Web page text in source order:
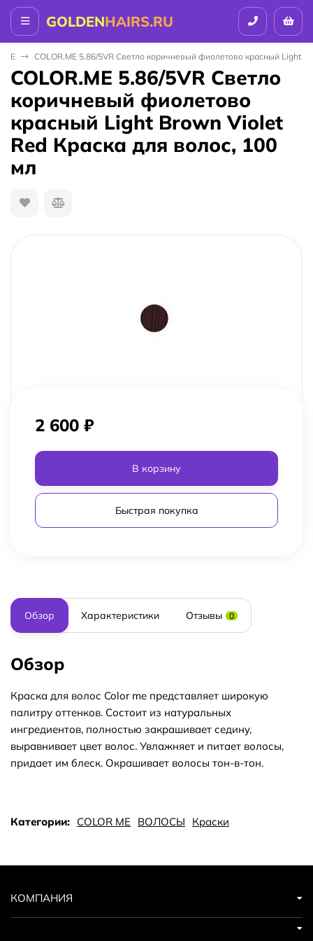
GOLDENHAIRS.RU
ME COLOR.ME 5.86/5VR Светло коричневый фиолетово красный Light
COLOR.ME 5.86/5VR Светло
коричневый фиолетово
красный Light Brown Violet
Red Краска для волос, 100
мл
2 600 ₽
В корзину
Быстрая покупка
Обзор Характеристики Отзывы 0
Обзор
Краска для волос Color me представляет широкую
палитру оттенков. Состоит из натуральных
ингредиентов, полностью закрашивает седину,
выравнивает цвет волос. Увлажняет и питает волосы,
придает им блеск. Окрашивает волосы тон-в-тон.
Категории: COLOR ME ВОЛОСЫ Краски
КОМПАНИЯ